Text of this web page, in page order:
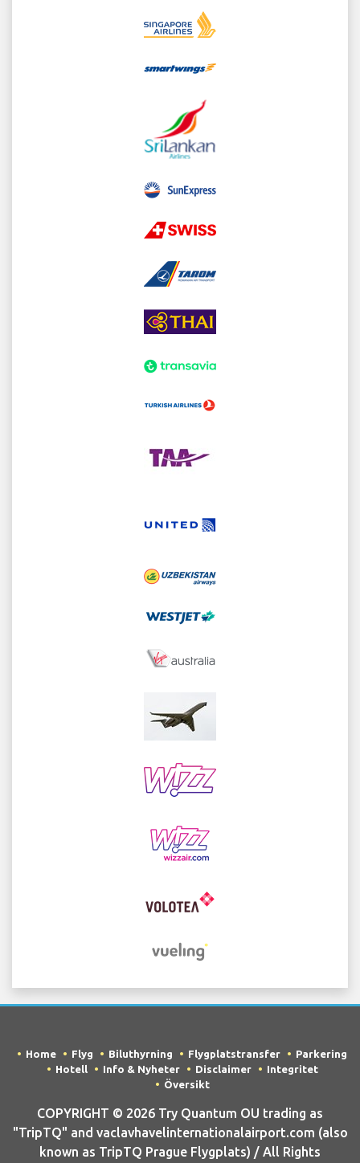
Home Flyg Biluthyrning Flygplatstransfer
Parkering
Hotell
Info & Nyheter Disclaimer
Integritet
Översikt
COPYRIGHT © 2026 Try Quantum OU trading as
"TripTQ" and vaclavhavelinternationalairport.com (also
known as TripTQ Prague Flygplats) / All Rights